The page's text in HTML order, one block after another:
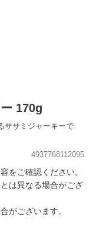
170g
ササミジャーキーで
4937768112095
をご確認ください。
は異なる場合がござ
がございます。